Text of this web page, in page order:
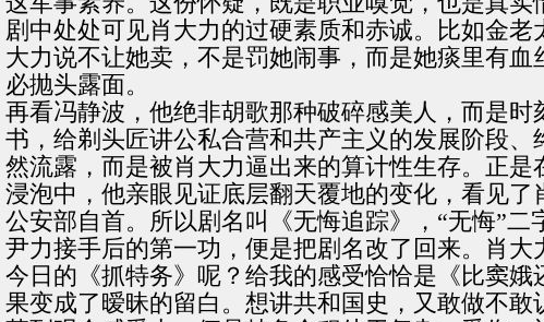
剧中处处可见肖大力的过硬素质和赤诚。比如金
大力说不让她卖，不是罚她闹事，而是她痰里有
必抛头露面。
再看冯静波，他绝非胡歌那种破碎感美人，而是
书，给剃头匠讲公私合营和共产主义的发展阶段
然流露，而是被肖大力逼出来的算计性生存。正
浸泡中，他亲眼见证底层翻天覆地的变化，看见
公安部自首。所以剧名叫《无悔追踪》，“无悔”
尹力接手后的第一功，便是把剧名改了回来。肖
今日的《抓特务》呢？给我的感受恰恰是《比窦
果变成了暧昧的留白。想讲共和国史，又敢做不敢